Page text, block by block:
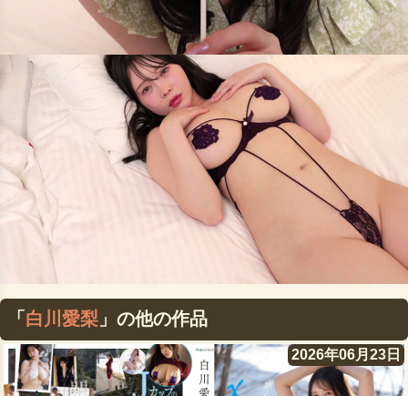
「 白川愛梨 」の他の作品
2026年06月23日